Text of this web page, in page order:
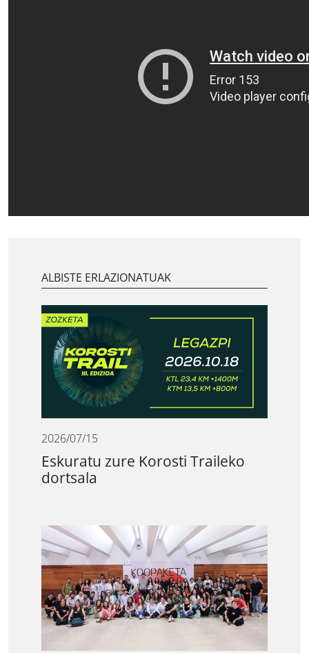
ALBISTE ERLAZIONATUAK
2026/07/15
Eskuratu zure Korosti Traileko
dortsala